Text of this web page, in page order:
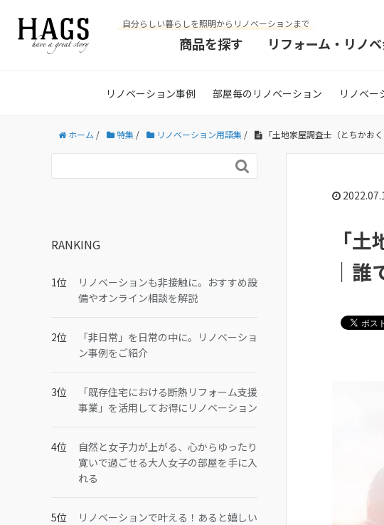
自分らしい暮らしを照明からリノベーションまで
商品を探す リフォーム・リノ
リノベーション事例 部屋毎のリノベーション リノベー
ホーム / 特集 / リノベーション用語集 / 「土地家屋調査士（とちかお
「
｜

RANKING
リノベーションも非接触に。おすすめ設
備やオンライン相談を解説
「非日常」を日常の中に。リノベーショ
ン事例をご紹介
「既存住宅における断熱リフォーム支援
事業」を活用してお得にリノベーション
自然と女子力が上がる、心からゆったり
寛いで過ごせる大人女子の部屋を手に入
れる
リノベーションで叶える！あると嬉しい